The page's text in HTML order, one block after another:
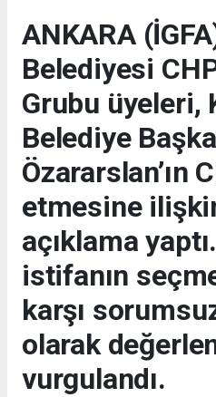
ANKARA
Belediyesi
Grubu üyeleri,
Belediye
Özararslan’ın
etmesine
açıklama
istifanın
karşı
olarak
vurgulandı.